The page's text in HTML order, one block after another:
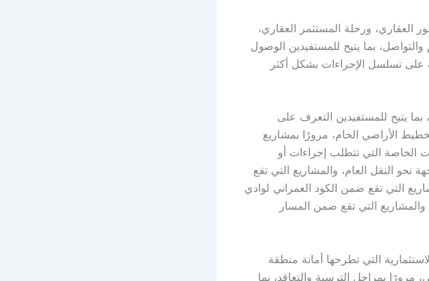
ورحلة المستثمر العقاري،
بما يتيح للمستفيدين الوصول
على تسلسل الإجراءات بشكل أكثر
بما يتيح للمستفيدين التعرف على
الأراضي الخام، مرورًا بمشاريع
الخاصة التي تتطلب إجراءات أو
نحو النقل العام، والمشاريع التي تقع
التي تقع ضمن الكود العمراني لوادي
التي تقع ضمن المسار
التي تطرحها أمانة منطقة
بمراحل الترسية والتعاقد، بما